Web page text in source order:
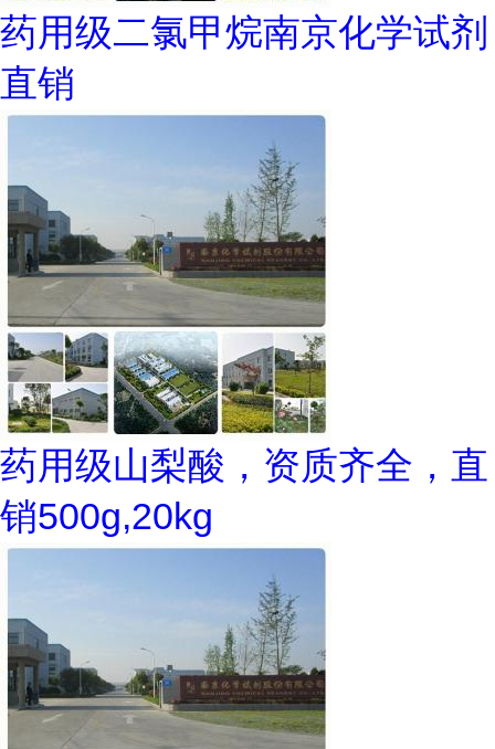
药用级二氯甲烷南京化学试剂
直销
药用级山梨酸，资质齐全，直
销500g,20kg